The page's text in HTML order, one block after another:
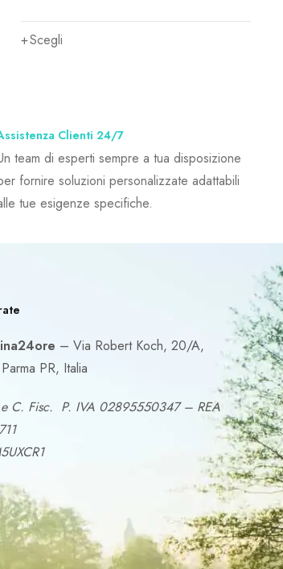
Scegli
Clienti 24/7
team di esperti sempre a tua disposizione
fornire soluzioni personalizzate adattabili
tue esigenze specifiche.
– Via Robert Koch, 20/A,
PR, Italia
C. Fisc. P. IVA 02895550347 – REA